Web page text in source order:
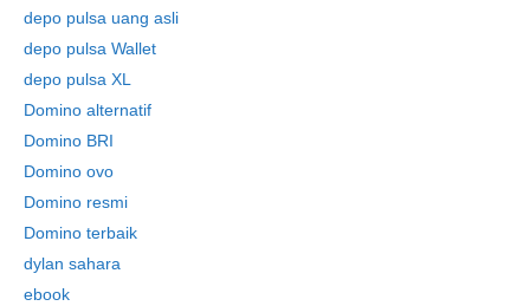
depo pulsa uang asli
depo pulsa Wallet
depo pulsa XL
Domino alternatif
Domino BRI
Domino ovo
Domino resmi
Domino terbaik
dylan sahara
ebook